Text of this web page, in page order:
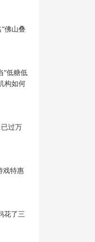
佛山叠
“低糖低
构如何
过万
戏特惠
花了三